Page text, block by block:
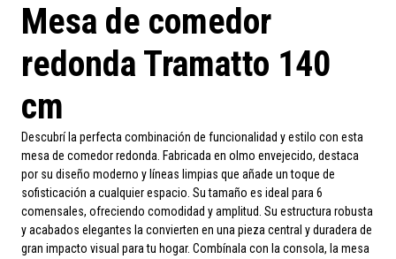
Mesa de comedor
redonda Tramatto 140
cm
Descubrí la perfecta combinación de funcionalidad y estilo con esta
mesa de comedor redonda. Fabricada en olmo envejecido, destaca
por su diseño moderno y líneas limpias que añade un toque de
sofisticación a cualquier espacio. Su tamaño es ideal para 6
comensales, ofreciendo comodidad y amplitud. Su estructura robusta
y acabados elegantes la convierten en una pieza central y duradera de
gran impacto visual para tu hogar. Combínala con la consola, la mesa